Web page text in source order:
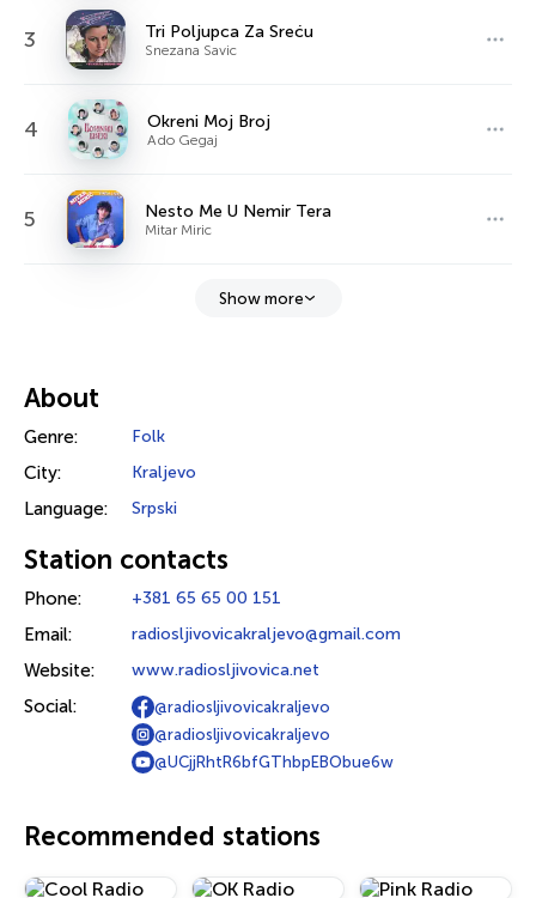
3 Tri Poljupca Za Sreću
Snezana Savic
4 Okreni Moj Broj
Ado Gegaj
5 Nesto Me U Nemir Tera
Mitar Miric
Show more
About
Genre: Folk
City: Kraljevo
Language: Srpski
Station contacts
Phone: +381 65 65 00 151
Email: radiosljivovicakraljevo@gmail.com
Website: www.radiosljivovica.net
Social:
@radiosljivovicakraljevo
@radiosljivovicakraljevo
@UCjjRhtR6bfGThbpEBObue6w
Recommended stations